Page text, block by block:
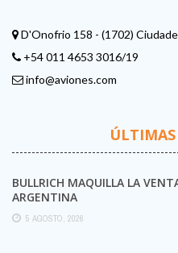
D'Onofrio 158 - (1702)
+54 011 4653 3016/19
info@aviones.com
BULLRICH MAQUILLA LA
ARGENTINA
5 AGOSTO, 2026